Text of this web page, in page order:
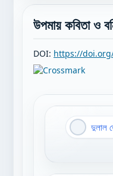
উপমায় কবিতা ও
DOI: https://
দুলাল